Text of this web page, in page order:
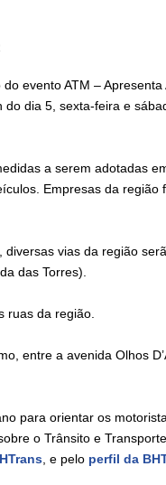
evento ATM –
do dia 5, sexta-feira e
a serem adotadas
Empresas da
vias da região
das Torres).
ruas da região.
entre a avenida Olhos
para orientar os
o Trânsito e
, e pelo perfil da